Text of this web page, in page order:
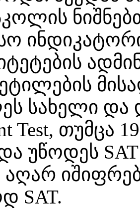
სახელი და
Test, თუმცა
უწოდეს
აღარ
SAT.